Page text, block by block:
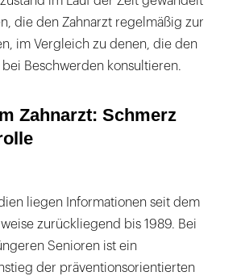
die den Zahnarzt regelmäßig zur
im Vergleich zu denen, die den
Beschwerden konsultieren.
Zahnarzt: Schmerz
liegen Informationen seit dem
zurückliegend bis 1989. Bei
Senioren ist ein
der präventionsorientierten